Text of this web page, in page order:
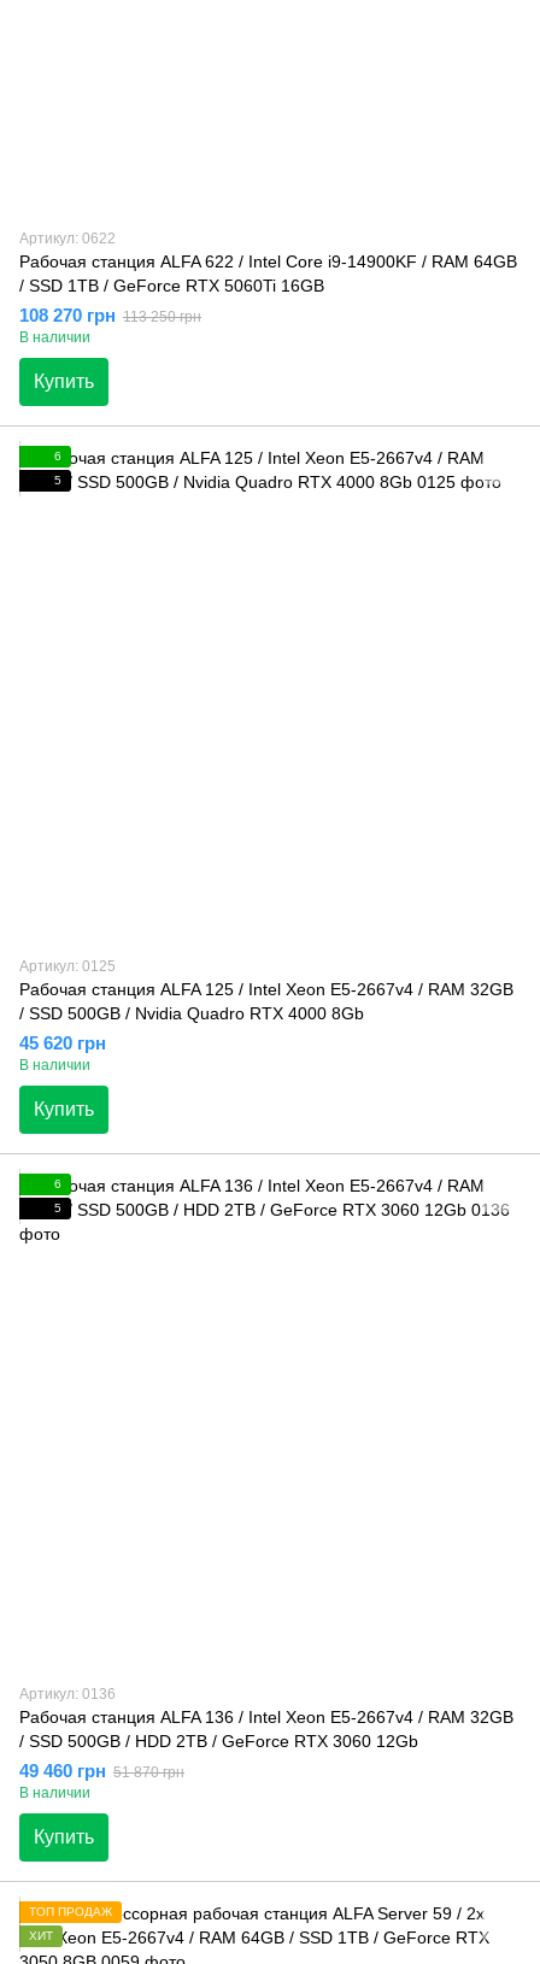
Артикул: 0622
Рабочая станция ALFA 622 / Intel Core i9-14900KF / RAM 64GB
/ SSD 1TB / GeForce RTX 5060Ti 16GB
108 270 грн 113 250 грн
В наличии
Купить
6
5
Артикул: 0125
Рабочая станция ALFA 125 / Intel Xeon E5-2667v4 / RAM 32GB
/ SSD 500GB / Nvidia Quadro RTX 4000 8Gb
45 620 грн
В наличии
Купить
6
5
Артикул: 0136
Рабочая станция ALFA 136 / Intel Xeon E5-2667v4 / RAM 32GB
/ SSD 500GB / HDD 2TB / GeForce RTX 3060 12Gb
49 460 грн 51 870 грн
В наличии
Купить
ТОП ПРОДАЖ
ХИТ